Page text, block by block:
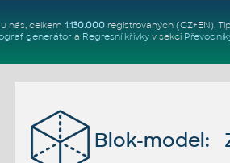
nás, celkem 1.130.000registrovaných (CZ+EN).
generátor a Regresní křivkyv sekci
Blok-model: